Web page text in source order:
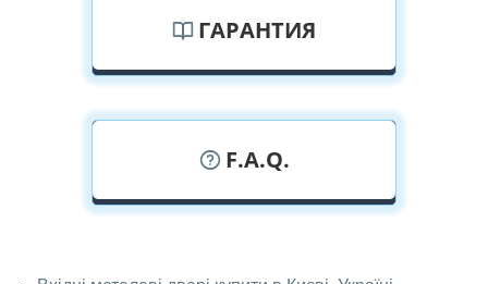
ГАРАНТИЯ
F.A.Q.
наживо?